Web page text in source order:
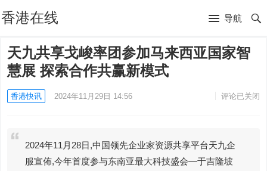
香港在线 导航
天九共享戈峻率团参加马来西亚国家智
慧展 探索合作共赢新模式
香港快讯 2024年11月29日 14:56 评论已关闭
2024年11月28日,中国领先企业家资源共享平台天九企
服宣佈,今年首度参与东南亚最大科技盛会—于吉隆坡